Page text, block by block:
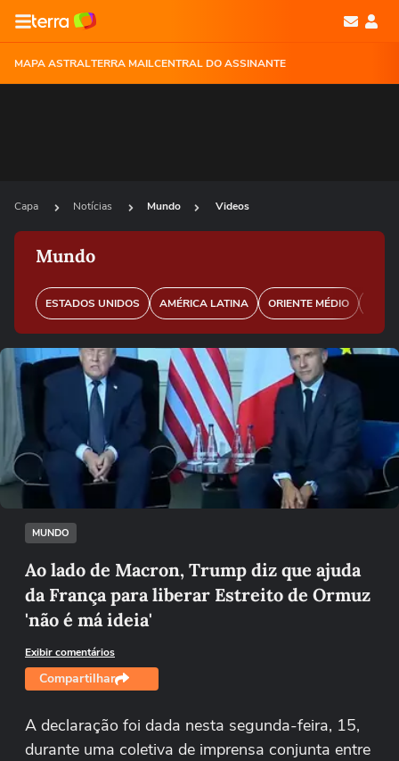
MAPA ASTRALTERRA MAILCENTRAL DO ASSINANTE
Capa Notícias Mundo Videos
Mundo
ESTADOS UNIDOS AMÉRICA LATINA ORIENTE MÉDIO
Ops!
Não foi possível reproduzir o vídeo
Tentar novamente
MUNDO
Ao lado de Macron, Trump diz que ajuda
da França para liberar Estreito de Ormuz
'não é má ideia'
Exibir comentários
Compartilhar
A declaração foi dada nesta segunda-feira, 15,
durante uma coletiva de imprensa conjunta entre